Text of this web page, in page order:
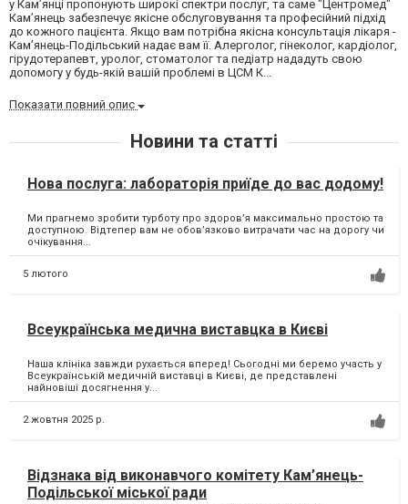
у Кам’янці пропонують широкі спектри послуг, та саме "Центромед"
Кам’янець забезпечує якісне обслуговування та професійний підхід
до кожного пацієнта. Якщо вам потрібна якісна консультація лікаря -
Кам’янець-Подільський надає вам її. Алерголог, гінеколог, кардіолог,
гірудотерапевт, уролог, стоматолог та педіатр нададуть свою
допомогу у будь-якій вашій проблемі в ЦСМ К...
Показати повний опис
Новини та статті
Нова послуга: лабораторія приїде до вас додому!
Ми прагнемо зробити турботу про здоров’я максимально простою та
доступною. Відтепер вам не обов’язково витрачати час на дорогу чи
очікування...
5 лютого
Всеукраїнська медична виставцка в Києві
Наша клініка завжди рухається вперед! Сьогодні ми беремо участь у
Всеукраїнській медичній виставці в Києві, де представлені
найновіші досягнення у...
2 жовтня 2025 р.
Відзнака від виконавчого комітету Кам’янець-
Подільської міської ради